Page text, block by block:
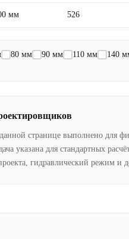
мм 526
80 мм 90 мм 110 мм 140
странице выполнено для
указана для стандартных
гидравлический режим и